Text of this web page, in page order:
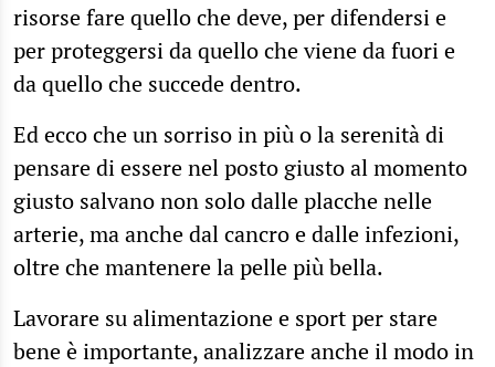
risorse fare quello che deve, per difendersi e
per proteggersi da quello che viene da fuori e
da quello che succede dentro.
Ed ecco che un sorriso in più o la serenità di
pensare di essere nel posto giusto al momento
giusto salvano non solo dalle placche nelle
arterie, ma anche dal cancro e dalle infezioni,
oltre che mantenere la pelle più bella.
Lavorare su alimentazione e sport per stare
bene è importante, analizzare anche il modo in